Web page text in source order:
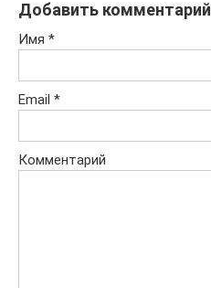
Добавить комментарий
Имя *
Email *
Комментарий